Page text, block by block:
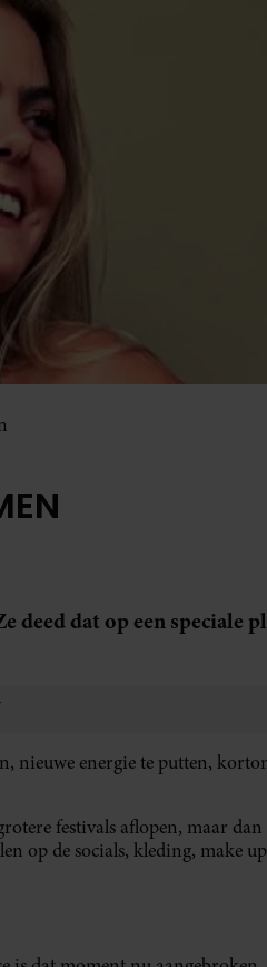
deed dat op een speciale
nieuwe energie te putten,
festivals aflopen, maar
op de socials, kleding, make